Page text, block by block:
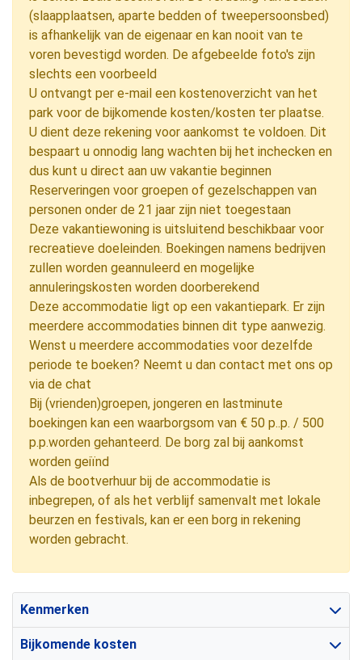
(slaapplaatsen, aparte bedden of tweepersoonsbed)
is afhankelijk van de eigenaar en kan nooit van te
voren bevestigd worden. De afgebeelde foto's zijn
slechts een voorbeeld
U ontvangt per e-mail een kostenoverzicht van het
park voor de bijkomende kosten/kosten ter plaatse.
U dient deze rekening voor aankomst te voldoen. Dit
bespaart u onnodig lang wachten bij het inchecken en
dus kunt u direct aan uw vakantie beginnen
Reserveringen voor groepen of gezelschappen van
personen onder de 21 jaar zijn niet toegestaan
Deze vakantiewoning is uitsluitend beschikbaar voor
recreatieve doeleinden. Boekingen namens bedrijven
zullen worden geannuleerd en mogelijke
annuleringskosten worden doorberekend
Deze accommodatie ligt op een vakantiepark. Er zijn
meerdere accommodaties binnen dit type aanwezig.
Wenst u meerdere accommodaties voor dezelfde
periode te boeken? Neemt u dan contact met ons op
via de chat
Bij (vrienden)groepen, jongeren en lastminute
boekingen kan een waarborgsom van € 50 p..p. / 500
p.p.worden gehanteerd. De borg zal bij aankomst
worden geiïnd
Als de bootverhuur bij de accommodatie is
inbegrepen, of als het verblijf samenvalt met lokale
beurzen en festivals, kan er een borg in rekening
worden gebracht.
Kenmerken
Bijkomende kosten